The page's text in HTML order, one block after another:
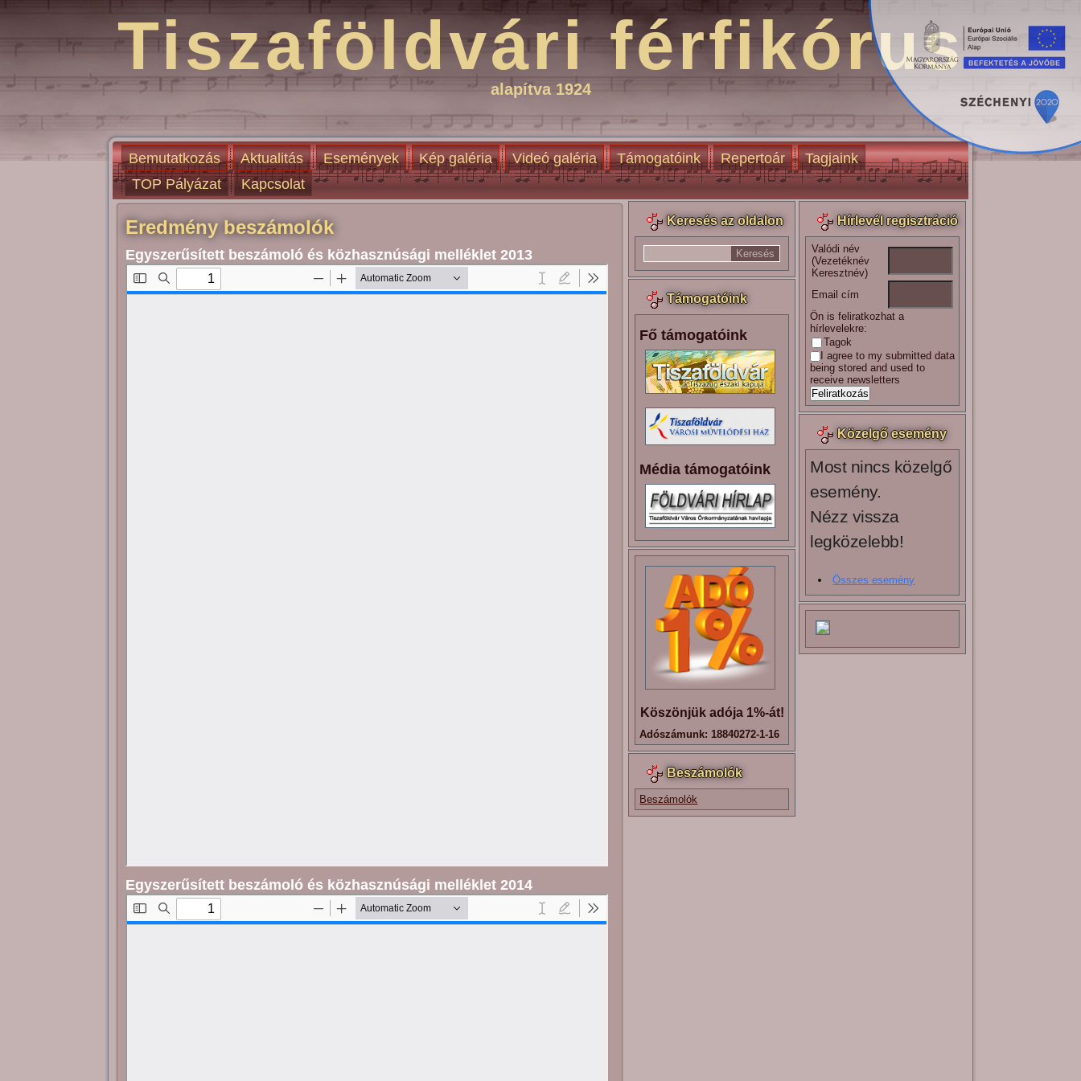
Tiszaföldvári férfikórus
alapítva 1924
Bemutatkozás Aktualitás Események Kép galéria Videó galéria Támogatóink Repertoár
Tagjaink
TOP Pályázat
Kapcsolat
Eredmény beszámolók
Egyszerűsített beszámoló és közhasznúsági melléklet 2013
Egyszerűsített beszámoló és közhasznúsági melléklet 2014
Keresés az oldalon
Támogatóink
Fő támogatóink
Média támogatóink
Köszönjük adója 1%-át!
Adószámunk: 18840272-1-16
Beszámolók
Beszámolók
Hírlevél regisztráció
Valódi név
(Vezetéknév
Keresztnév)
Email cím
Ön is feliratkozhat a
hírlevelekre:
Tagok
I agree to my submitted data
being stored and used to
receive newsletters
Közelgő esemény
Most nincs közelgő
esemény.
Nézz vissza
legközelebb!
Összes esemény